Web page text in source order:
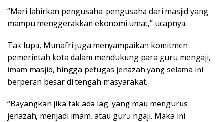
“Mari lahirkan pengusaha-pengusaha dari masjid yang
mampu menggerakkan ekonomi umat,” ucapnya.
Tak lupa, Munafri juga menyampaikan komitmen
pemerintah kota dalam mendukung para guru mengaji,
imam masjid, hingga petugas jenazah yang selama ini
berperan besar di tengah masyarakat.
“Bayangkan jika tak ada lagi yang mau mengurus
jenazah, menjadi imam, atau guru ngaji. Maka ini